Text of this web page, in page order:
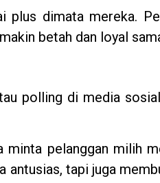
dimata mereka.
betah dan loyal
polling di media
pelanggan milih
antusias, tapi juga